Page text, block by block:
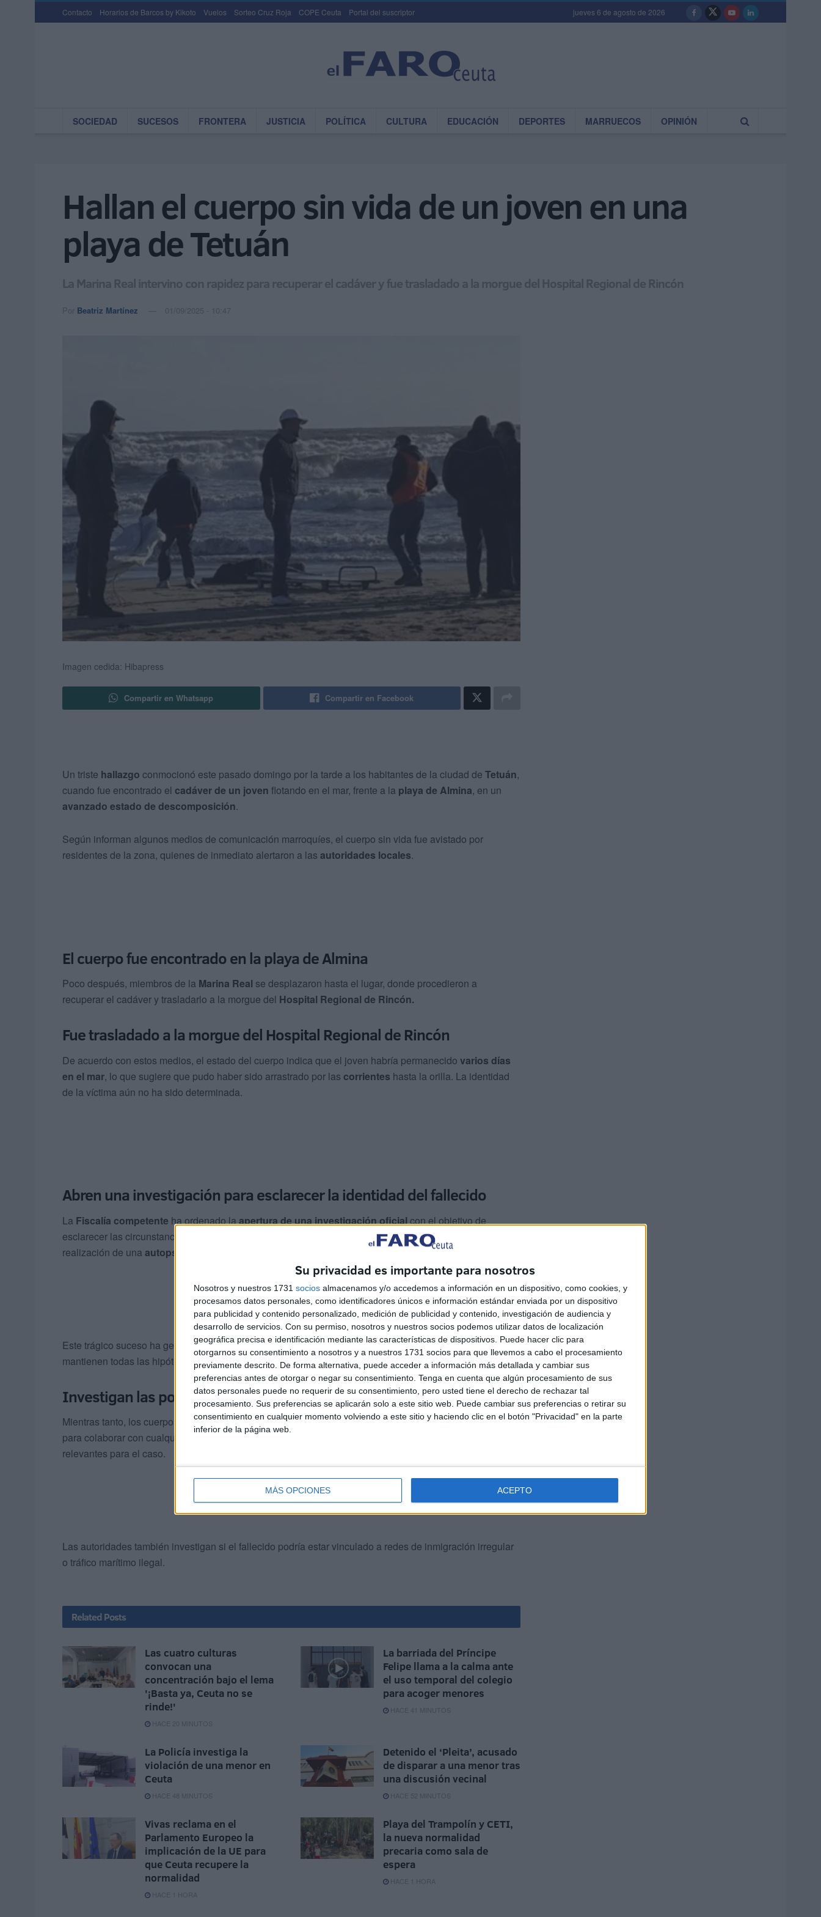
Su privacidad es importante para nosotros
Nosotros y nuestros 1731 socios almacenamos y/o accedemos a información en un dispositivo, como cookies, y
procesamos datos personales, como identificadores únicos e información estándar enviada por un dispositivo
para publicidad y contenido personalizado, medición de publicidad y contenido, investigación de audiencia y
desarrollo de servicios. Con su permiso, nosotros y nuestros socios podemos utilizar datos de localización
geográfica precisa e identificación mediante las características de dispositivos. Puede hacer clic para
otorgarnos su consentimiento a nosotros y a nuestros 1731 socios para que llevemos a cabo el procesamiento
previamente descrito. De forma alternativa, puede acceder a información más detallada y cambiar sus
preferencias antes de otorgar o negar su consentimiento. Tenga en cuenta que algún procesamiento de sus
datos personales puede no requerir de su consentimiento, pero usted tiene el derecho de rechazar tal
procesamiento. Sus preferencias se aplicarán solo a este sitio web. Puede cambiar sus preferencias o retirar su
consentimiento en cualquier momento volviendo a este sitio y haciendo clic en el botón "Privacidad" en la parte
inferior de la página web.
MÁS OPCIONES ACEPTO
Contacto Horarios de Barcos by Kikoto Vuelos Sorteo Cruz Roja COPE Ceuta Portal del suscriptor jueves 6 de agosto de 2026
SOCIEDAD SUCESOS FRONTERA JUSTICIA POLÍTICA CULTURA EDUCACIÓN DEPORTES MARRUECOS OPINIÓN
Hallan el cuerpo sin vida de un joven en una
playa de Tetuán
La Marina Real intervino con rapidez para recuperar el cadáver y fue trasladado a la morgue del Hospital Regional de Rincón
Por Beatriz Martínez 01/09/2025 - 10:47
Imagen cedida: Hibapress
Compartir en Whatsapp Compartir en Facebook
Un triste hallazgo conmocionó este pasado domingo por la tarde a los habitantes de la ciudad de Tetuán,
cuando fue encontrado el cadáver de un joven flotando en el mar, frente a la playa de Almina, en un
avanzado estado de descomposición.
Según informan algunos medios de comunicación marroquíes, el cuerpo sin vida fue avistado por
residentes de la zona, quienes de inmediato alertaron a las autoridades locales.
El cuerpo fue encontrado en la playa de Almina
Poco después, miembros de la Marina Real se desplazaron hasta el lugar, donde procedieron a
recuperar el cadáver y trasladarlo a la morgue del Hospital Regional de Rincón.
Fue trasladado a la morgue del Hospital Regional de Rincón
De acuerdo con estos medios, el estado del cuerpo indica que el joven habría permanecido varios días
en el mar, lo que sugiere que pudo haber sido arrastrado por las corrientes hasta la orilla. La identidad
de la víctima aún no ha sido determinada.
Abren una investigación para esclarecer la identidad del fallecido
La Fiscalía competente ha ordenado laapertura de una investigación oficialcon el objetivo de
esclarecer las circunstancias del fallecimiento y la identidad del fallecido. Asimismo, se ha ordenado la
realización de una autopsia causas exactas de la muerte.
Este trágico suceso ha generadoconsternación entre los residentes de la zona. Las autoridades
mantienen todas las hipótesis abiertas e investigan las posibles causas de la muerte.
Investigan las posibles causas de la muerte
Mientras tanto, los cuerpos de seguridad continúan con laspesquisasy hacen un llamado a la población
para colaborar con cualquier información que pueda ayudar a
relevantes para el caso.
Las autoridades también investigan si el fallecido podría estar vinculado a redes de inmigración irregular
o tráfico marítimo ilegal.
Related Posts
Las cuatro culturas
convocan una
concentración bajo el lema
'¡Basta ya, Ceuta no se
rinde!'
HACE 20 MINUTOS
La barriada del Príncipe
Felipe llama a la calma ante
el uso temporal del colegio
para acoger menores
HACE 41 MINUTOS
La Policía investiga la
violación de una menor en
Ceuta
HACE 48 MINUTOS
Detenido el ‘Pleita’, acusado
de disparar a una menor tras
una discusión vecinal
HACE 52 MINUTOS
Vivas reclama en el
Parlamento Europeo la
implicación de la UE para
que Ceuta recupere la
normalidad
HACE 1 HORA
Playa del Trampolín y CETI,
la nueva normalidad
precaria como sala de
espera
HACE 1 HORA